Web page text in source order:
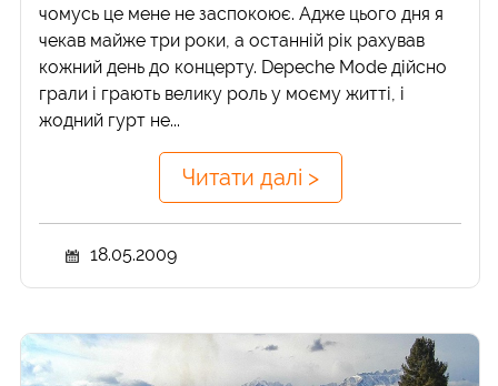
чомусь це мене не заспокоює. Адже цього дня я
чекав майже три роки, а останній рік рахував
кожний день до концерту. Depeche Mode дійсно
грали і грають велику роль у моєму житті, і
жодний гурт не...
Читати далі >
18.05.2009